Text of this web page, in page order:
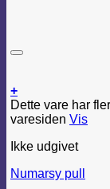
+
Dette vare har
varesiden Vis
Ikke udgivet
Numarsy pull